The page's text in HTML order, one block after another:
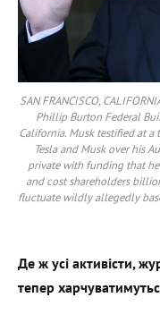
SAN FRANCISCO,
Phillip Burton Federal
California. Musk testified at
Tesla and Musk over his
private with funding that
and cost shareholders
fluctuate wildly allegedly
Де ж усі активісти,
тепер